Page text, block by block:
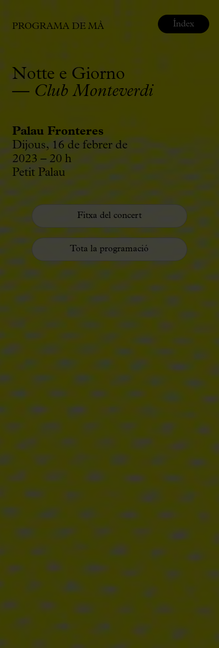
PROGRAMA DE MÀ
Notte e Giorno
— Club Monteverdi
Palau Fronteres
Dijous, 16 de febrer de
2023 – 20 h
Petit Palau
Fitxa del concert
Tota la programació
Índex